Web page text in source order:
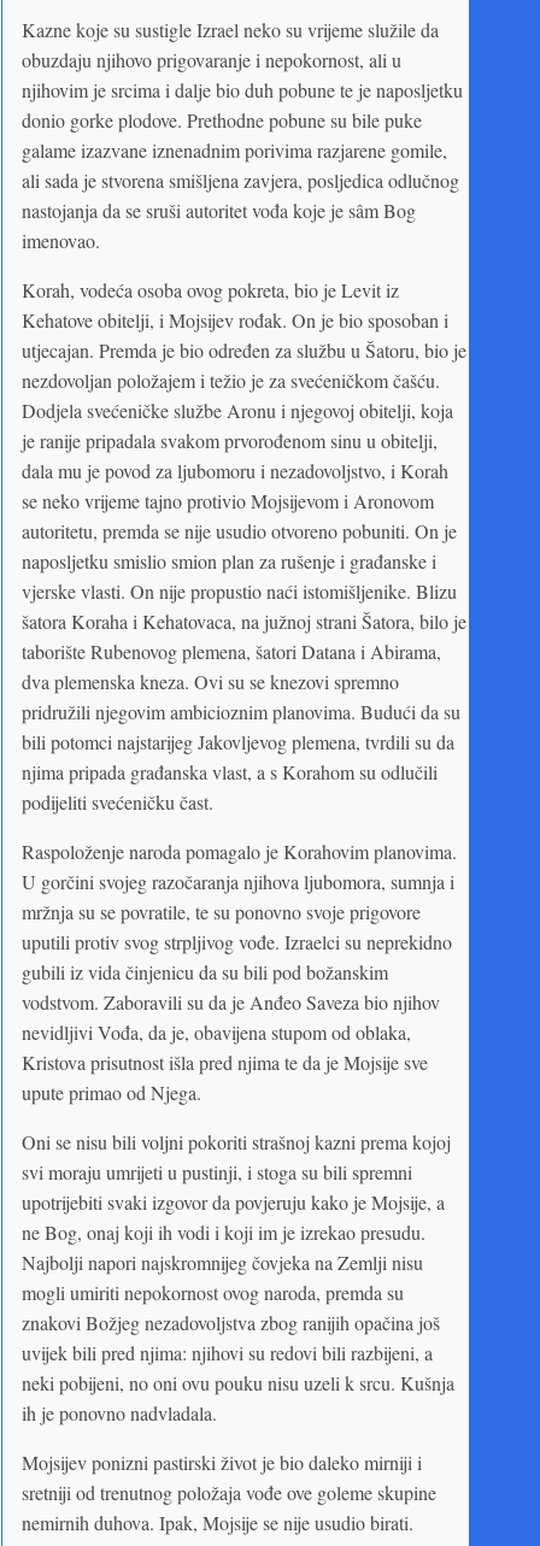
Kazne koje su sustigle Izrael neko su vrijeme služile da
obuzdaju njihovo prigovaranje i nepokornost, ali u
njihovim je srcima i dalje bio duh pobune te je naposljetku
donio gorke plodove. Prethodne pobune su bile puke
galame izazvane iznenadnim porivima razjarene gomile,
ali sada je stvorena smišljena zavjera, posljedica odlučnog
nastojanja da se sruši autoritet vođa koje je sâm Bog
imenovao.
Korah, vodeća osoba ovog pokreta, bio je Levit iz
Kehatove obitelji, i Mojsijev rođak. On je bio sposoban i
utjecajan. Premda je bio određen za službu u Šatoru, bio je
nezdovoljan položajem i težio je za svećeničkom čašću.
Dodjela svećeničke službe Aronu i njegovoj obitelji, koja
je ranije pripadala svakom prvorođenom sinu u obitelji,
dala mu je povod za ljubomoru i nezadovoljstvo, i Korah
se neko vrijeme tajno protivio Mojsijevom i Aronovom
autoritetu, premda se nije usudio otvoreno pobuniti. On je
naposljetku smislio smion plan za rušenje i građanske i
vjerske vlasti. On nije propustio naći istomišljenike. Blizu
šatora Koraha i Kehatovaca, na južnoj strani Šatora, bilo je
taborište Rubenovog plemena, šatori Datana i Abirama,
dva plemenska kneza. Ovi su se knezovi spremno
pridružili njegovim ambicioznim planovima. Budući da su
bili potomci najstarijeg Jakovljevog plemena, tvrdili su da
njima pripada građanska vlast, a s Korahom su odlučili
podijeliti svećeničku čast.
Raspoloženje naroda pomagalo je Korahovim planovima.
U gorčini svojeg razočaranja njihova ljubomora, sumnja i
mržnja su se povratile, te su ponovno svoje prigovore
uputili protiv svog strpljivog vođe. Izraelci su neprekidno
gubili iz vida činjenicu da su bili pod božanskim
vodstvom. Zaboravili su da je Anđeo Saveza bio njihov
nevidljivi Vođa, da je, obavijena stupom od oblaka,
Kristova prisutnost išla pred njima te da je Mojsije sve
upute primao od Njega.
Oni se nisu bili voljni pokoriti strašnoj kazni prema kojoj
svi moraju umrijeti u pustinji, i stoga su bili spremni
upotrijebiti svaki izgovor da povjeruju kako je Mojsije, a
ne Bog, onaj koji ih vodi i koji im je izrekao presudu.
Najbolji napori najskromnijeg čovjeka na Zemlji nisu
mogli umiriti nepokornost ovog naroda, premda su
znakovi Božjeg nezadovoljstva zbog ranijih opačina još
uvijek bili pred njima: njihovi su redovi bili razbijeni, a
neki pobijeni, no oni ovu pouku nisu uzeli k srcu. Kušnja
ih je ponovno nadvladala.
Mojsijev ponizni pastirski život je bio daleko mirniji i
sretniji od trenutnog položaja vođe ove goleme skupine
nemirnih duhova. Ipak, Mojsije se nije usudio birati.